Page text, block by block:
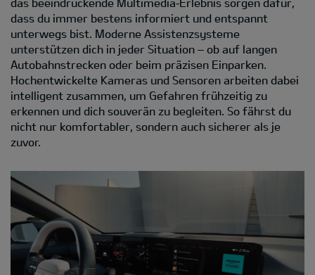
dass du immer bestens informiert und entspannt
unterwegs bist. Moderne Assistenzsysteme
unterstützen dich in jeder Situation – ob auf langen
Autobahnstrecken oder beim präzisen Einparken.
Hochentwickelte Kameras und Sensoren arbeiten dabei
intelligent zusammen, um Gefahren frühzeitig zu
erkennen und dich souverän zu begleiten. So fährst du
nicht nur komfortabler, sondern auch sicherer als je
zuvor.